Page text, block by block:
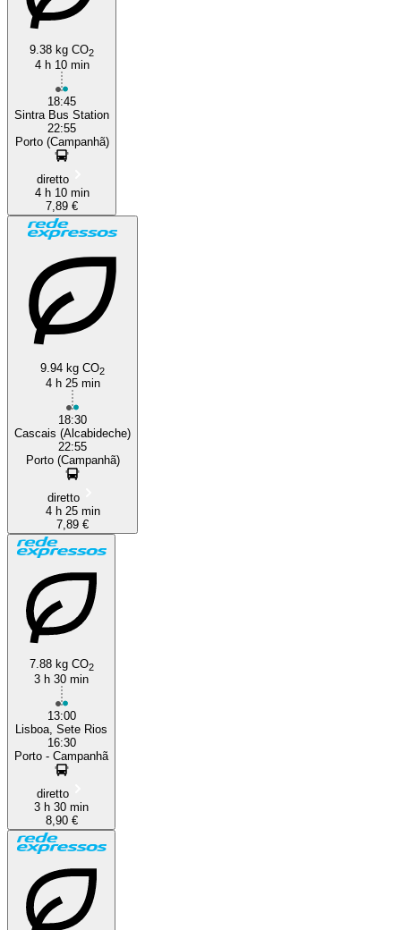
9.38 kg CO2
4 h 10 min
18:45
Sintra Bus Station
22:55
Porto (Campanhã)
diretto
4 h 10 min
7,89 €
9.94 kg CO2
4 h 25 min
18:30
Cascais (Alcabideche)
22:55
Porto (Campanhã)
diretto
4 h 25 min
7,89 €
7.88 kg CO2
3 h 30 min
13:00
Lisboa, Sete Rios
16:30
Porto - Campanhã
diretto
3 h 30 min
8,90 €